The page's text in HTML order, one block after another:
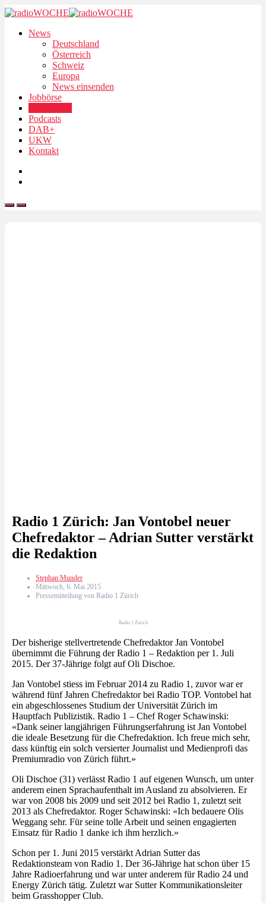
News
Deutschland
Österreich
Schweiz
Europa
News einsenden
Jobbörse
Podcasts
DAB+
UKW
Kontakt
Radio 1 Zürich: Jan Vontobel neuer
Chefredaktor – Adrian Sutter verstärkt
die Redaktion
Stephan Munder
Mittwoch, 6. Mai 2015
Pressemitteilung von Radio 1 Zürich
Radio 1 Zürich
Der bisherige stellvertretende Chefredaktor Jan Vontobel
übernimmt die Führung der Radio 1 – Redaktion per 1. Juli
2015. Der 37-Jährige folgt auf Oli Dischoe.
Jan Vontobel stiess im Februar 2014 zu Radio 1, zuvor war er
während fünf Jahren Chefredaktor bei Radio TOP. Vontobel hat
ein abgeschlossenes Studium der Universität Zürich im
Hauptfach Publizistik. Radio 1 – Chef Roger Schawinski:
«Dank seiner langjährigen Führungserfahrung ist Jan Vontobel
die ideale Besetzung für die Chefredaktion. Ich freue mich sehr,
dass künftig ein solch versierter Journalist und Medienprofi das
Premiumradio von Zürich führt.»
Oli Dischoe (31) verlässt Radio 1 auf eigenen Wunsch, um unter
anderem einen Sprachaufenthalt im Ausland zu absolvieren. Er
war von 2008 bis 2009 und seit 2012 bei Radio 1, zuletzt seit
2013 als Chefredaktor. Roger Schawinski: «Ich bedauere Olis
Weggang sehr. Für seine tolle Arbeit und seinen engagierten
Einsatz für Radio 1 danke ich ihm herzlich.»
Schon per 1. Juni 2015 verstärkt Adrian Sutter das
Redaktionsteam von Radio 1. Der 36-Jährige hat schon über 15
Jahre Radioerfahrung und war unter anderem für Radio 24 und
Energy Zürich tätig. Zuletzt war Sutter Kommunikationsleiter
beim Grasshopper Club.